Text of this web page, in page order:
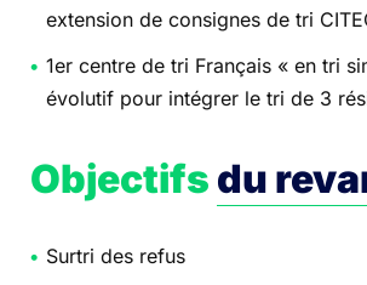
extension de consignes de tri
1er centre de tri Français « en tri
évolutif pour intégrer le tri de 3
Objectifs du
Surtri des refus